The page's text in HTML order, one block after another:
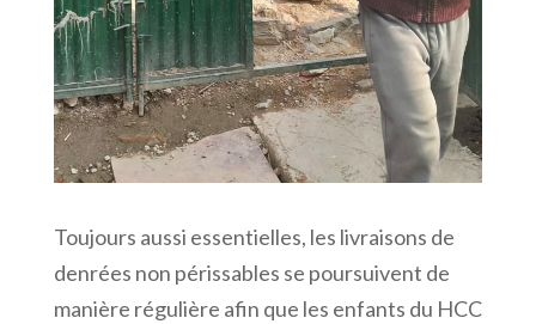
Toujours aussi essentielles, les livraisons de
denrées non périssables se poursuivent de
manière régulière afin que les enfants du HCC